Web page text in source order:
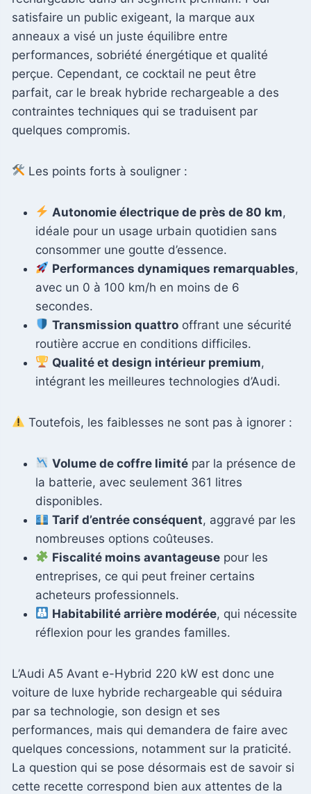
satisfaire un public exigeant, la marque aux
anneaux a visé un juste équilibre entre
performances, sobriété énergétique et qualité
perçue. Cependant, ce cocktail ne peut être
parfait, car le break hybride rechargeable a des
contraintes techniques qui se traduisent par
quelques compromis.
Les points forts à souligner :
Autonomie électrique de près de 80 km,
idéale pour un usage urbain quotidien sans
consommer une goutte d’essence.
Performances dynamiques remarquables,
avec un 0 à 100 km/h en moins de 6
secondes.
Transmission quattro offrant une sécurité
routière accrue en conditions difficiles.
Qualité et design intérieur premium,
intégrant les meilleures technologies d’Audi.
Toutefois, les faiblesses ne sont pas à ignorer :
Volume de coffre limité par la présence de
la batterie, avec seulement 361 litres
disponibles.
Tarif d’entrée conséquent, aggravé par les
nombreuses options coûteuses.
Fiscalité moins avantageuse pour les
entreprises, ce qui peut freiner certains
acheteurs professionnels.
Habitabilité arrière modérée, qui nécessite
réflexion pour les grandes familles.
L’Audi A5 Avant e-Hybrid 220 kW est donc une
voiture de luxe hybride rechargeable qui séduira
par sa technologie, son design et ses
performances, mais qui demandera de faire avec
quelques concessions, notamment sur la praticité.
La question qui se pose désormais est de savoir si
cette recette correspond bien aux attentes de la